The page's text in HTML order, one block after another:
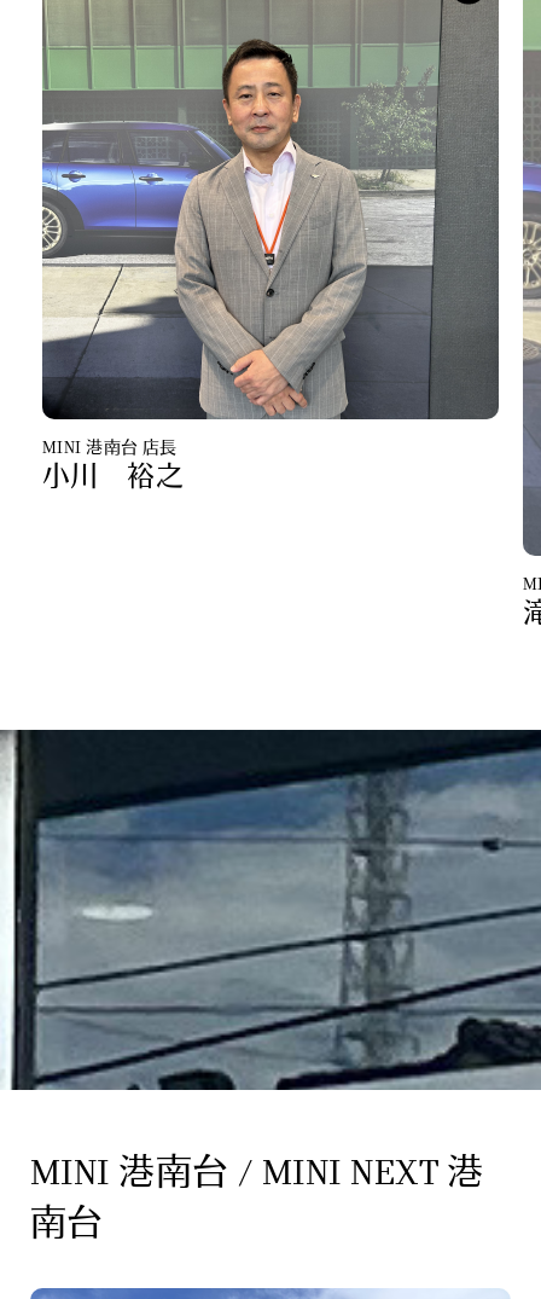
MINI 港南台 店長
小川 裕之
MINI 港南台 / MINI NEXT 港
南台